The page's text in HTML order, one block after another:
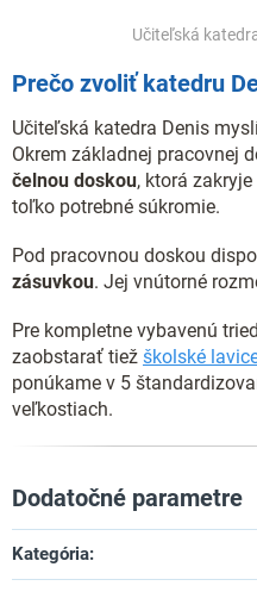
Učiteľská
Prečo zvoliť katedru
Učiteľská katedra Denis
Okrem základnej pracovnej
čelnou doskou, ktorá
toľko potrebné súkromie.
Pod pracovnou doskou
zásuvkou. Jej vnútorné
Pre kompletne vybavenú
zaobstarať tiež školské
ponúkame v 5
veľkostiach.
Dodatočné parametre
Kategória: